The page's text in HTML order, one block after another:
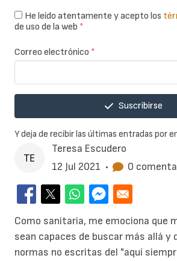
Teresa Escudero
12 Jul 2021 • 0
Como sanitaria, me emociona que
sean capaces de buscar más allá y
normas no escritas del "aquí
He leído atentamente y acepto los
de uso de la web *
Correo electrónico *
Suscribirse
Y deja de recibir las últimas entradas por